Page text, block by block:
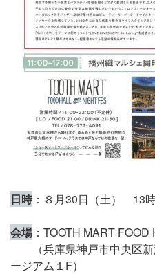
日時：８月30日（土） 13
会場：TOOTH MART
（兵庫県神戸市中央区
ージアム１F）